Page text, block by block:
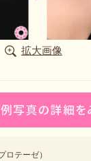
拡大画像
ロテーゼ）